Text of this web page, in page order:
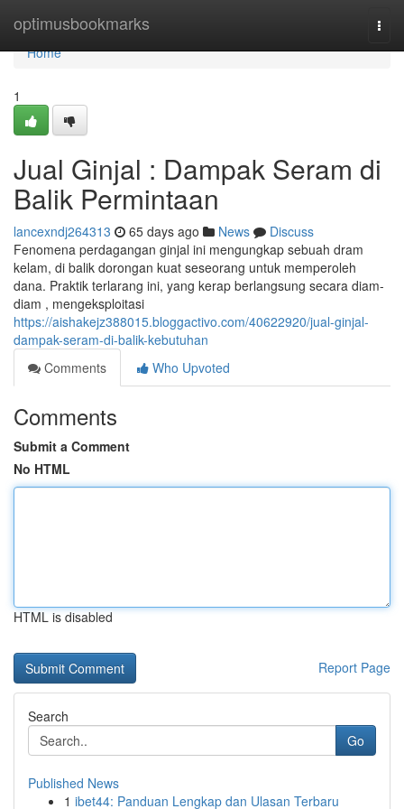
optimusbookmarks
Home
Home
1
Jual Ginjal : Dampak Seram di
Balik Permintaan
lancexndj264313 65 days ago News
Discuss
Fenomena perdagangan ginjal ini mengungkap sebuah dram
kelam, di balik dorongan kuat seseorang untuk memperoleh
dana. Praktik terlarang ini, yang kerap berlangsung secara diam-
diam , mengeksploitasi
https://aishakejz388015.bloggactivo.com/40622920/jual-ginjal-
dampak-seram-di-balik-kebutuhan
Comments
Who Upvoted
Comments
Submit a Comment
No HTML
HTML is disabled
Report Page
Search
Go
Published News
1 ibet44: Panduan Lengkap dan Ulasan Terbaru